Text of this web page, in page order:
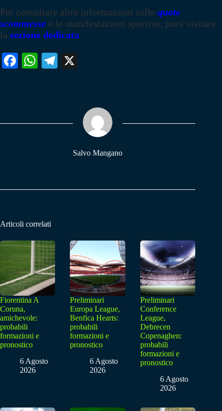
Per consultare altre informazioni sulle quote
scommesse e le manifestazioni sportive, puoi visitare
la sezione dedicata
Fa W
pp
Te
m
Salvo Mangano
Articoli correlati
Fiorentina A
Coruna,
amichevole:
probabili
formazioni e
pronostico
6 Agosto
2026
Preliminari
Europa League,
Benfica Hearts:
probabili
formazioni e
pronostico
6 Agosto
2026
Preliminari
Conference
League,
Debrecen
Copenaghen:
probabili
formazioni e
pronostico
6 Agosto
2026